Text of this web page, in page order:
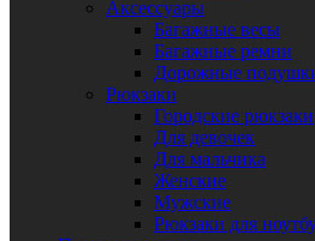
Аксессуары
Багажные весы
Багажные ремни
Дорожные
Рюкзаки
Городские рюкзаки
Для девочек
Для мальчика
Женские
Мужские
Рюкзаки для